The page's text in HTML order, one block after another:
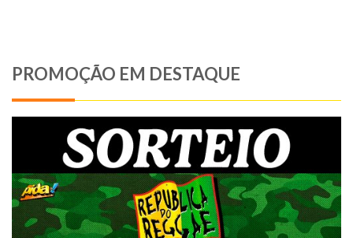
PROMOÇÃO EM DESTAQUE